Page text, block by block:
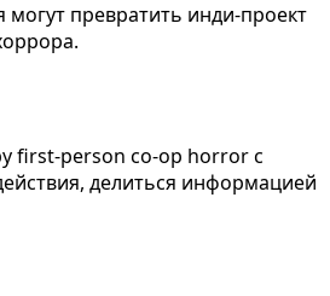
превратить инди-проект
first-person co-op horror с
делиться информацией